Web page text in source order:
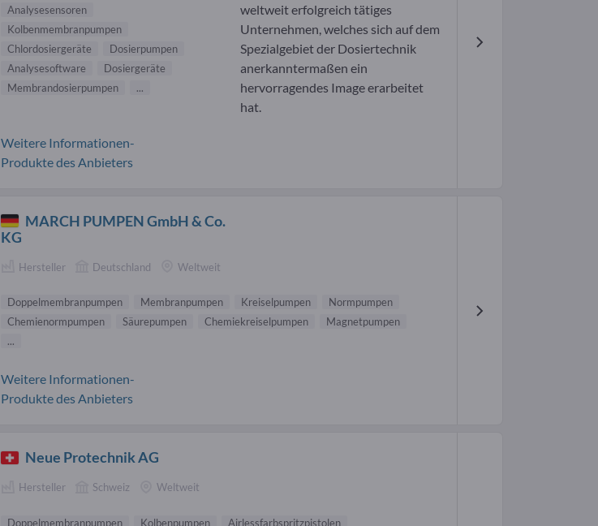
Analysesensoren
Kolbenmembranpumpen
Chlordosiergeräte
Dosierpumpen
Analysesoftware
Dosiergeräte
Membrandosierpumpen
...
weltweit erfolgreich tätiges
Unternehmen, welches sich auf dem
Spezialgebiet der Dosiertechnik
anerkanntermaßen ein
hervorragendes Image erarbeitet
hat.
Weitere Informationen-
Produkte des Anbieters
MARCH PUMPEN GmbH & Co.
KG
Hersteller Deutschland Weltweit
Doppelmembranpumpen Membranpumpen Kreiselpumpen
Normpumpen
Chemienormpumpen
Säurepumpen Chemiekreiselpumpen
Magnetpumpen
...
Weitere Informationen-
Produkte des Anbieters
Neue Protechnik AG
Hersteller Schweiz Weltweit
Doppelmembranpumpen Kolbenpumpen
Airlessfarbspritzpistolen